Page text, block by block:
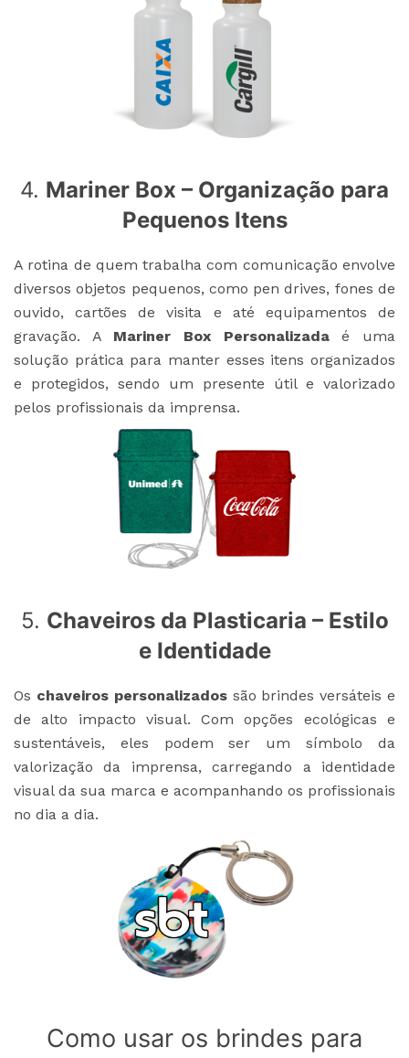
4. Mariner Box – Organização para
Pequenos Itens
A rotina de quem trabalha com comunicação envolve
diversos objetos pequenos, como pen drives, fones de
ouvido, cartões de visita e até equipamentos de
gravação. A Mariner Box Personalizadaé uma
solução prática para manter esses itens organizados
e protegidos, sendo um presente útil e valorizado
pelos profissionais da imprensa.
5. Chaveiros da Plasticaria – Estilo
e Identidade
Os chaveiros personalizadossão brindes versáteis e
de alto impacto visual. Com opções ecológicas e
sustentáveis, eles podem ser um símbolo da
valorização da imprensa, carregando a identidade
visual da sua marca e acompanhando os profissionais
no dia a dia.
Como usar os brindes para